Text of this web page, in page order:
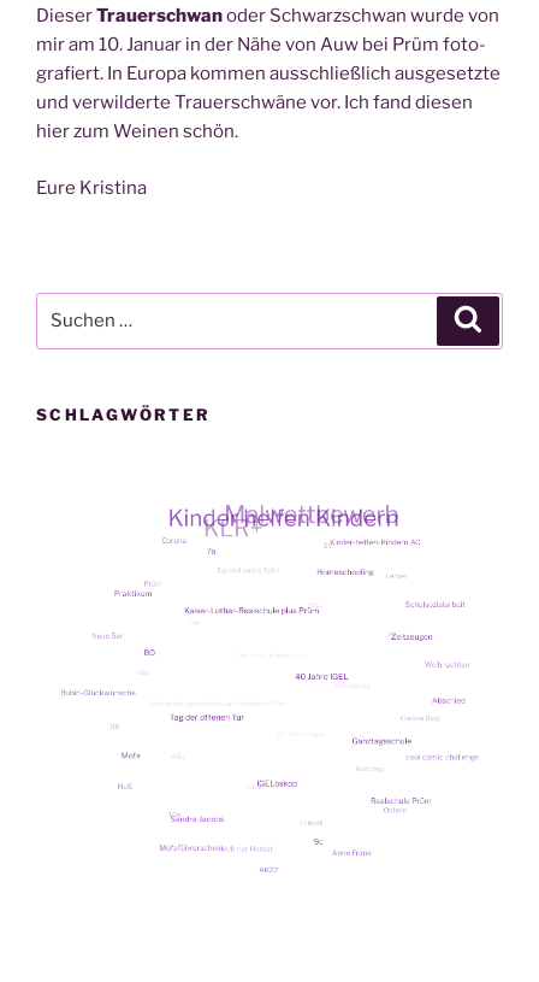
Die­serTrau­er­schwanoder Schwarz­schwan wur­de von
mir am 10. Janu­ar in der Nähe von Auw bei Prüm foto­
gra­fiert. In Euro­pa kom­men aus­schließ­lich aus­ge­setz­te
und ver­wil­der­te Trau­er­schwä­ne vor. Ich fand die­sen
hier zum Wei­nen schön.
Eure Kris­ti­na
nach:
SCHLAGWÖRTER